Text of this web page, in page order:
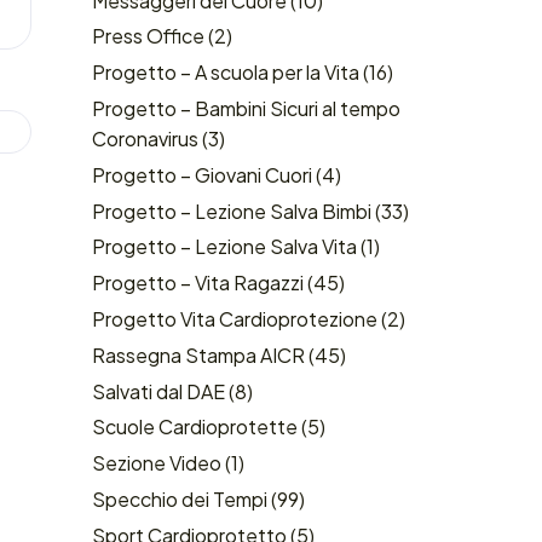
Press Office(2)
Progetto – A scuola per la Vita(16)
Progetto – Bambini Sicuri al tempo
Coronavirus(3)
Progetto – Giovani Cuori(4)
Progetto – Lezione Salva Bimbi(33)
Progetto – Lezione Salva Vita(1)
Progetto – Vita Ragazzi(45)
Progetto Vita Cardioprotezione(2)
Rassegna Stampa AICR(45)
Salvati dal DAE(8)
Scuole Cardioprotette(5)
Sezione Video(1)
Specchio dei Tempi(99)
Sport Cardioprotetto(5)